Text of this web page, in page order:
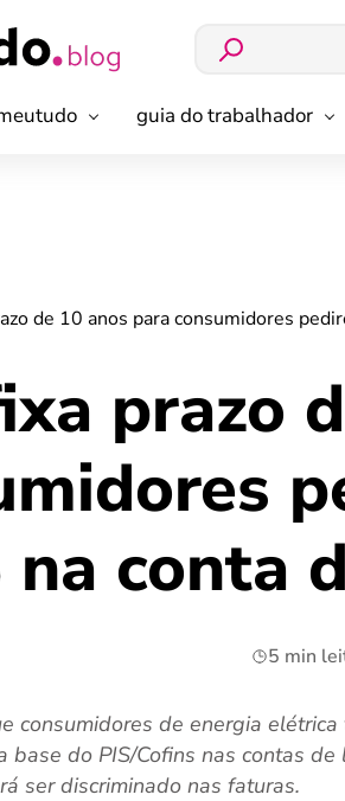
guia do trabalhador
de 10 anos para consumidores
prazo
na conta
5 min
consumidores de energia
base do PIS/Cofins nas contas
ser discriminado nas faturas.